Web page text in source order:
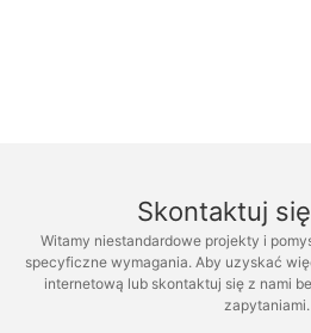
Skontaktuj
Witamy niestandardowe projekty i
specyficzne wymagania. Aby uzyskać
internetową lub skontaktuj się z nami
zapytaniami.